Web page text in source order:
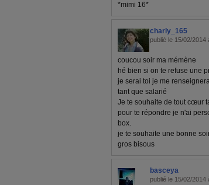
*mimi 16*
charly_165
publié le 15/02/2014
coucou soir ma mémène
hé bien si on te refuse une
je serai toi je me
tant que salarié
Je te souhaite de tout cœur
pour te répondre je n'ai
box.
je te souhaite une bonne
gros bisous
basceya
publié le 15/02/2014